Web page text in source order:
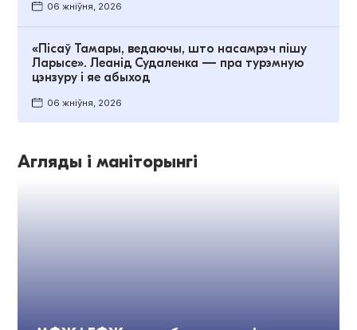
06 жніўня, 2026
«Пісаў Тамары, ведаючы, што насамрэч пішу
Ларысе». Леанід Судаленка — пра турэмную
цэнзуру і яе абыход
06 жніўня, 2026
Агляды і маніторынгі